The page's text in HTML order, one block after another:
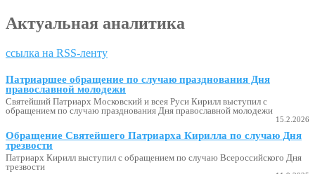
Актуальная аналитика
ссылка на RSS-ленту
Патриаршее обращение по случаю празднования Дня
православной молодежи
Святейший Патриарх Московский и всея Руси Кирилл выступил с
обращением по случаю празднования Дня православной молодежи
15.2.2026
Обращение Святейшего Патриарха Кирилла по случаю Дня
трезвости
Патриарх Кирилл выступил с обращением по случаю Всероссийского Дня
трезвости